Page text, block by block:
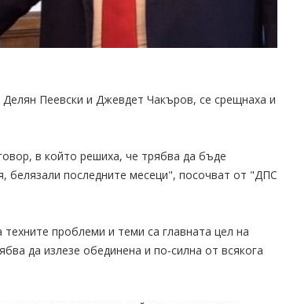
Пеевски и Джевдет Чакъров, се срещнаха и
в който решиха, че трябва да бъде
белязали последните месеци", посочват от "ДПС
проблеми и теми са главната цел на
да излезе обединена и по-силна от всякога